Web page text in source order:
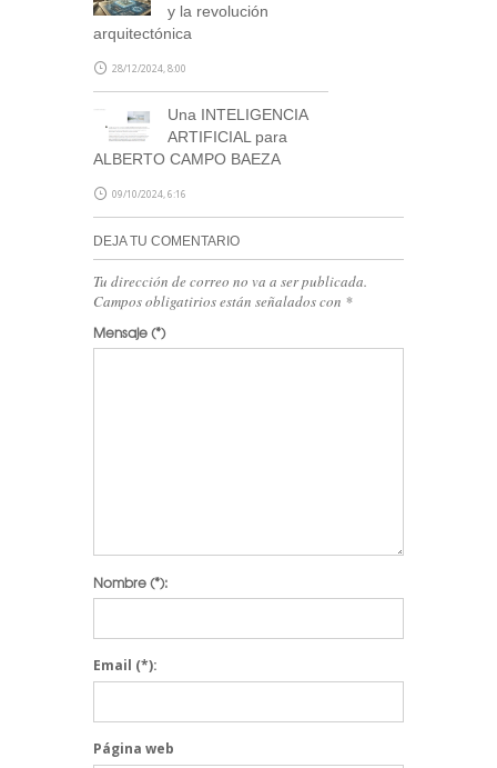
y la revolución
arquitectónica
28/12/2024, 8:00
Una INTELIGENCIA
ARTIFICIAL para
ALBERTO CAMPO BAEZA
09/10/2024, 6:16
DEJA TU COMENTARIO
Tu dirección de correo no va a ser publicada.
Campos obligatirios están señalados con *
Mensaje(*)
Nombre(*):
Email (*):
Página web